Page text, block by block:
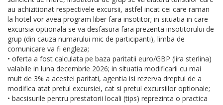
au achizitionat respectivele excursii, astfel incat cei care raman
la hotel vor avea program liber fara insotitor; in situatia in care
excursia optionala se va desfasura fara prezenta insotitorului de
grup (din cauza numarului mic de participanti), limba de
comunicare va fi engleza;
• oferta a fost calculata pe baza paritatii euro/GBP (lira sterlina)
valabile in luna decembrie 2026; in situatia modificarii cu mai
mult de 3% a acestei paritati, agentia isi rezerva dreptul de a
modifica atat pretul excursiei, cat si pretul excursiilor optionale;
• bacsisurile pentru prestatorii locali (tips) reprezinta o practica